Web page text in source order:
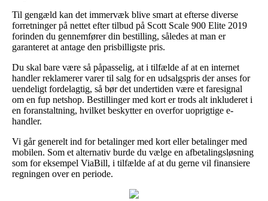
Til gengæld kan det immervæk blive smart at efterse diverse
forretninger på nettet efter tilbud på Scott Scale 900 Elite 2019
forinden du gennemfører din bestilling, således at man er
garanteret at antage den prisbilligste pris.
Du skal bare være så påpasselig, at i tilfælde af at en internet
handler reklamerer varer til salg for en udsalgspris der anses for
uendeligt fordelagtig, så bør det undertiden være et faresignal
om en fup netshop. Bestillinger med kort er trods alt inkluderet i
en foranstaltning, hvilket beskytter en overfor uoprigtige e-
handler.
Vi går generelt ind for betalinger med kort eller betalinger med
mobilen. Som et alternativ burde du vælge en afbetalingsløsning
som for eksempel ViaBill, i tilfælde af at du gerne vil finansiere
regningen over en periode.